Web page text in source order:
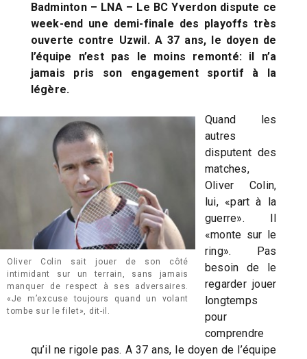
Badminton – LNA – Le BC Yverdon dispute ce
week-end une demi-finale des playoffs très
ouverte contre Uzwil. A 37 ans, le doyen de
l’équipe n’est pas le moins remonté: il n’a
jamais pris son engagement sportif à la
légère.
Oliver Colin sait jouer de son côté
intimidant sur un terrain, sans jamais
manquer de respect à ses adversaires.
«Je m’excuse toujours quand un volant
tombe sur le filet», dit-il.
Quand les
autres
disputent des
matches,
Oliver Colin,
lui, «part à la
guerre». Il
«monte sur le
ring». Pas
besoin de le
regarder jouer
longtemps
pour
comprendre
qu’il ne rigole pas. A 37 ans, le doyen de l’équipe